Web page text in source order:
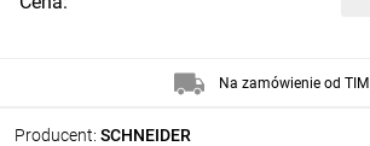
Producent: SCHNEIDER
Na zamówienie od TIM